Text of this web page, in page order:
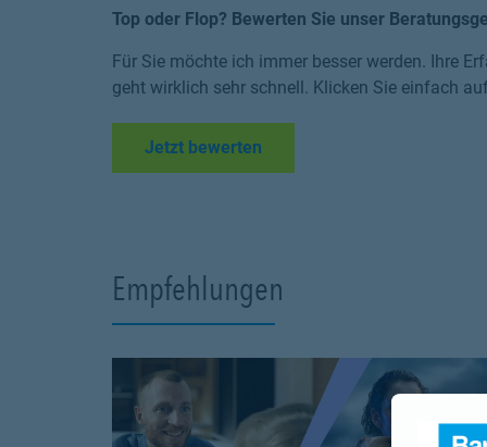
Top oder Flop? Bewerten Sie unser
Für Sie möchte ich immer besser werden. Ihre
geht wirklich sehr schnell. Klicken Sie einfach
Jetzt bewerten
Empfehlungen